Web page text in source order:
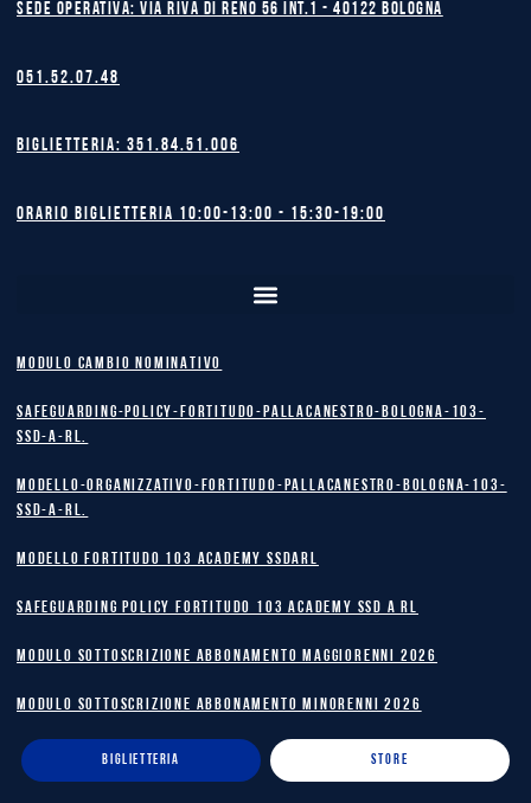
Sede operativa: Via Riva di Reno 56 int.1 - 40122 BOLOGNA
051.52.07.48
Biglietteria: 351.84.51.006
Orario biglietteria 10:00-13:00 - 15:30-19:00
MODULO CAMBIO NOMINATIVO
safeguarding-policy-Fortitudo-Pallacanestro-Bologna-103-
SSD-A-RL.
Modello-Organizzativo-Fortitudo-Pallacanestro-Bologna-103-
SSD-A-RL.
MODELLO FORTITUDO 103 ACADEMY SSDARL
safeguarding policy Fortitudo 103 Academy SSD A RL
MODULO SOTTOSCRIZIONE ABBONAMENTO MAGGIORENNI 2026
MODULO SOTTOSCRIZIONE ABBONAMENTO MINORENNI 2026
BIGLIETTERIA STORE